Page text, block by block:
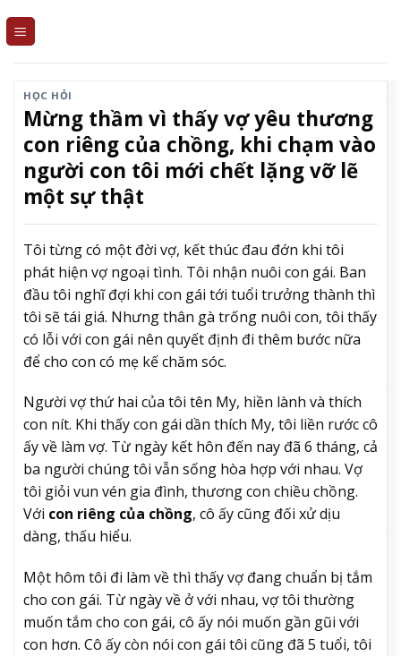
HỌC HỎI
Mừng thầm vì thấy vợ yêu thương
con riêng của chồng, khi chạm vào
người con tôi mới chết lặng vỡ lẽ
một sự thật
Tôi từng có một đời vợ, kết thúc đau đớn khi tôi
phát hiện vợ ngoại tình. Tôi nhận nuôi con gái. Ban
đầu tôi nghĩ đợi khi con gái tới tuổi trưởng thành thì
tôi sẽ tái giá. Nhưng thân gà trống nuôi con, tôi thấy
có lỗi với con gái nên quyết định đi thêm bước nữa
để cho con có mẹ kế chăm sóc.
Người vợ thứ hai của tôi tên My, hiền lành và thích
con nít. Khi thấy con gái dần thích My, tôi liền rước cô
ấy về làm vợ. Từ ngày kết hôn đến nay đã 6 tháng, cả
ba người chúng tôi vẫn sống hòa hợp với nhau. Vợ
tôi giỏi vun vén gia đình, thương con chiều chồng.
Với con riêng của chồng, cô ấy cũng đối xử dịu
dàng, thấu hiểu.
Một hôm tôi đi làm về thì thấy vợ đang chuẩn bị tắm
cho con gái. Từ ngày về ở với nhau, vợ tôi thường
muốn tắm cho con gái, cô ấy nói muốn gần gũi với
con hơn. Cô ấy còn nói con gái tôi cũng đã 5 tuổi, tôi